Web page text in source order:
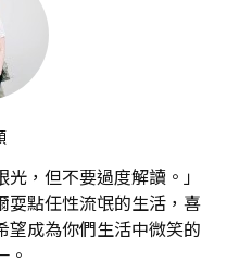
，但不要過度解讀。」
耍點任性流氓的生活，喜
望成為你們生活中微笑的
。